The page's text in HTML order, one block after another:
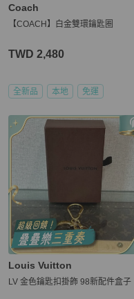
Coach
【COACH】白金雙環鑰匙圈
TWD 2,480
全新品 本地 免運
Louis Vuitton
LV 金色鑰匙扣掛飾 98新配件盒子